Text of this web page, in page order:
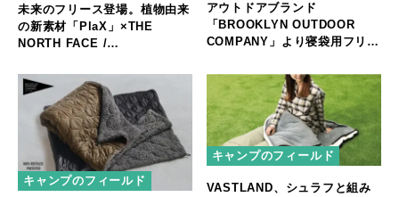
未来のフリース登場。植物由来
の新素材「PlaX」×THE
NORTH FACE /
アウトドアブランド
「BROOKLYN OUTDOOR
COMPANY」より寝袋用フリー
キャンプのフィールド
キャンプのフィールド
VASTLAND、シュラフと組み